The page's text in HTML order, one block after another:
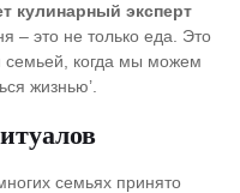
кулинарный эксперт
– это не только еда. Это
семьей, когда мы можем
жизнью’.
семьях принято